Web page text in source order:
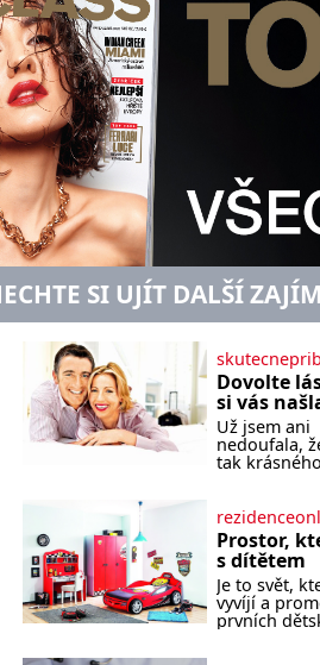
SI UJÍT DALŠÍ
Dovolte
si vás
Už jsem ani
nedoufala,
tak
pohled.
se vdávala,
bylo dvacet.
byli mladí a
říkajíc
rozumu.
dali
Prostor,
s dítětem
Je to svět,
vyvíjí a
prvních